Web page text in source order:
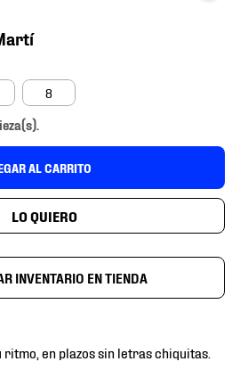
8
AL CARRITO
INVENTARIO EN TIENDA